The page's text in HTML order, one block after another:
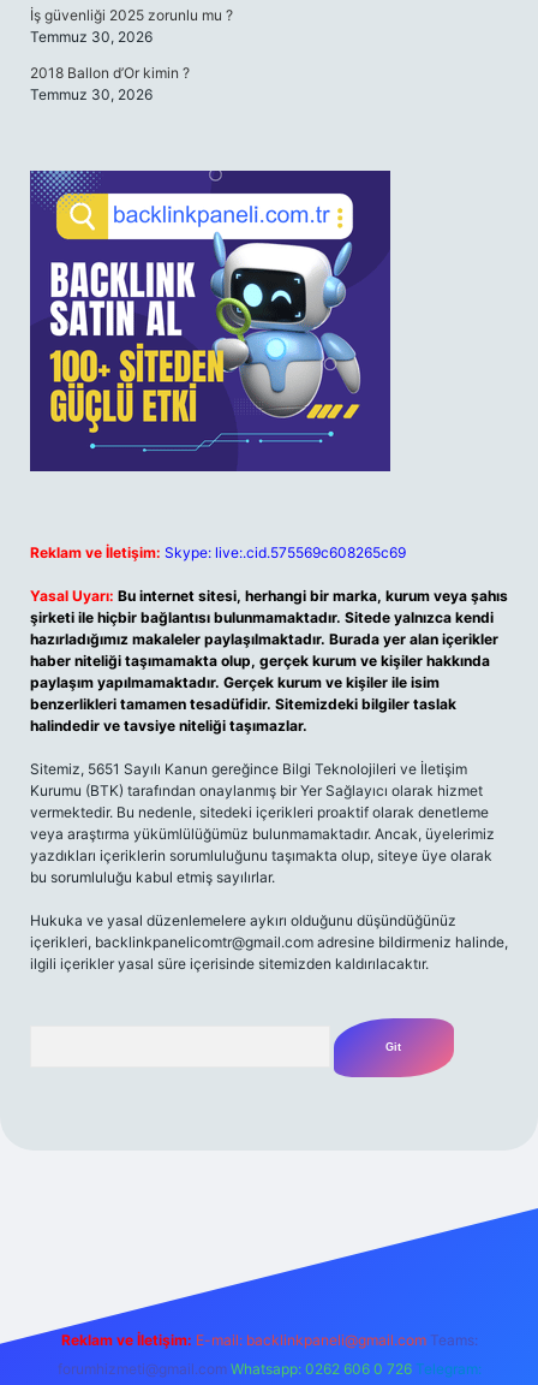
İş güvenliği 2025 zorunlu mu ?
Temmuz 30, 2026
2018 Ballon d’Or kimin ?
Temmuz 30, 2026
Reklam ve İletişim: Skype: live:.cid.575569c608265c69
Yasal Uyarı: Bu internet sitesi, herhangi bir marka, kurum veya şahıs
şirketi ile hiçbir bağlantısı bulunmamaktadır. Sitede yalnızca kendi
hazırladığımız makaleler paylaşılmaktadır. Burada yer alan içerikler
haber niteliği taşımamakta olup, gerçek kurum ve kişiler hakkında
paylaşım yapılmamaktadır. Gerçek kurum ve kişiler ile isim
benzerlikleri tamamen tesadüfidir. Sitemizdeki bilgiler taslak
halindedir ve tavsiye niteliği taşımazlar.
Sitemiz, 5651 Sayılı Kanun gereğince Bilgi Teknolojileri ve İletişim
Kurumu (BTK) tarafından onaylanmış bir Yer Sağlayıcı olarak hizmet
vermektedir. Bu nedenle, sitedeki içerikleri proaktif olarak denetleme
veya araştırma yükümlülüğümüz bulunmamaktadır. Ancak, üyelerimiz
yazdıkları içeriklerin sorumluluğunu taşımakta olup, siteye üye olarak
bu sorumluluğu kabul etmiş sayılırlar.
Hukuka ve yasal düzenlemelere aykırı olduğunu düşündüğünüz
içerikleri, backlinkpanelicomtr@gmail.com adresine bildirmeniz halinde,
ilgili içerikler yasal süre içerisinde sitemizden kaldırılacaktır.
Reklam ve İletişim: E-mail: backlinkpaneli@gmail.com Teams:
forumhizmeti@gmail.com Whatsapp: 0262 606 0 726 Telegram: